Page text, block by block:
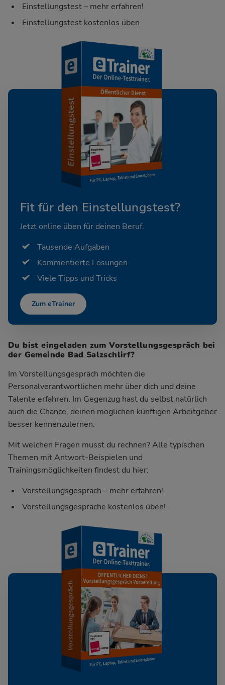
Einstellungstest – mehr erfahren!
Einstellungstest kostenlos üben
Fit für den Einstellungstest?
Jetzt online üben für deinen Beruf.
Tausende Aufgaben
Kommentierte Lösungen
Viele Tipps und Tricks
Zum eTrainer
Du bist eingeladen zum Vorstellungsgespräch bei
der Gemeinde Bad Salzschlirf?
Im Vorstellungsgespräch möchten die
Personalverantwortlichen mehr über dich und deine
Talente erfahren. Im Gegenzug hast du selbst natürlich
auch die Chance, deinen möglichen künftigen Arbeitgeber
besser kennenzulernen.
Mit welchen Fragen musst du rechnen? Alle typischen
Themen mit Antwort-Beispielen und
Trainingsmöglichkeiten findest du hier:
Vorstellungsgespräch – mehr erfahren!
Vorstellungsgespräche kostenlos üben!